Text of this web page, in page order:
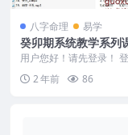
八字命理 易学
癸卯期系统教学系列
用户您好！请先登录！
癸卯期系统教学系列课
406254...
2 年前 86